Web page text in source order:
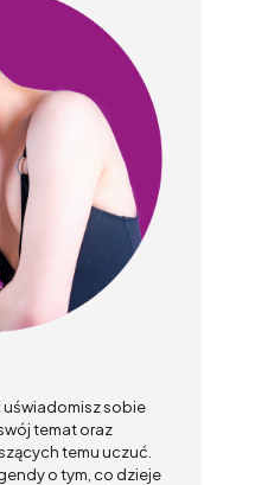
sobie
temat oraz
temu uczuć.
o tym, co dzieje